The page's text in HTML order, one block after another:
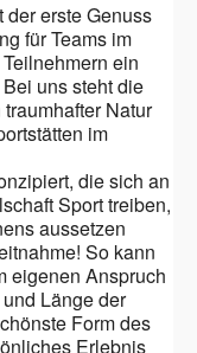
der erste Genuss
für Teams im
ein
uns steht die
Natur
im
die sich an
Sport treiben,
aussetzen
So kann
eigenen Anspruch
Länge der
Form des
Erlebnis